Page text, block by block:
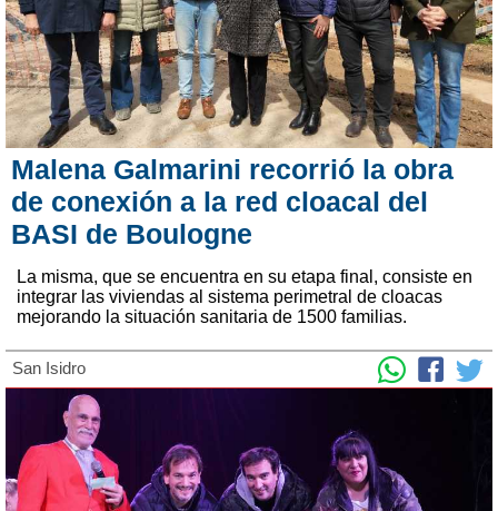
Malena Galmarini recorrió la obra
de conexión a la red cloacal del
BASI de Boulogne
La misma, que se encuentra en su etapa final, consiste en
integrar las viviendas al sistema perimetral de cloacas
mejorando la situación sanitaria de 1500 familias.
San Isidro